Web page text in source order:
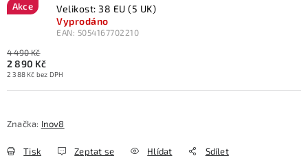
Akce
Velikost: 38 EU (5 UK)
Vyprodáno
EAN: 5054167702210
4 490 Kč
2 890 Kč
2 388 Kč bez DPH
Značka: Inov8
Tisk Zeptat se Hlídat Sdílet